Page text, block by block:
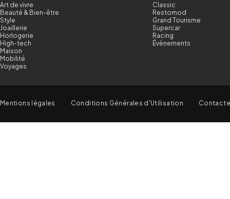
Art de vivre
Beauté & Bien-être
Style
Joaillerie
Horlogerie
High-tech
Maison
Mobilité
Voyages
Classic
Restomod
Grand Tourisme
Supercar
Racing
Évènements
Mentions légales Conditions Générales d'Utilisation